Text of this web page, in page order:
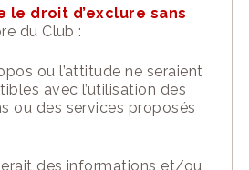
le droit d’exclure sans
du Club:
ou l’attitude ne seraient
avec l’utilisation des
ou des services proposés
des informations et/ou